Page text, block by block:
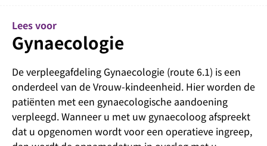
Lees voor
Gynaecologie
De verpleegafdeling Gynaecologie (route 6.1) is een
onderdeel van de Vrouw-kindeenheid. Hier worden de
patiënten met een gynaecologische aandoening
verpleegd. Wanneer u met uw gynaecoloog afspreekt
dat u opgenomen wordt voor een operatieve ingreep,